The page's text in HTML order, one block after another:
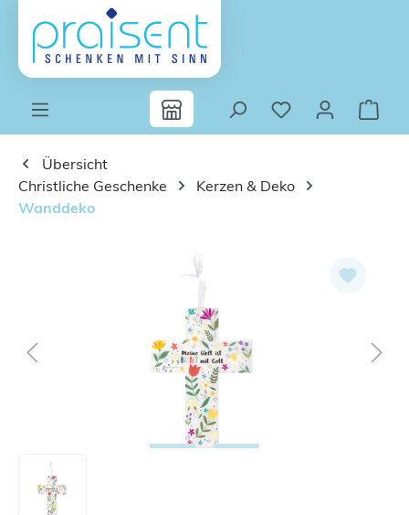
Zum Hauptinhalt springen
Übersicht
Christliche Geschenke
Kerzen & Deko
Wanddeko
Bildergalerie überspringen